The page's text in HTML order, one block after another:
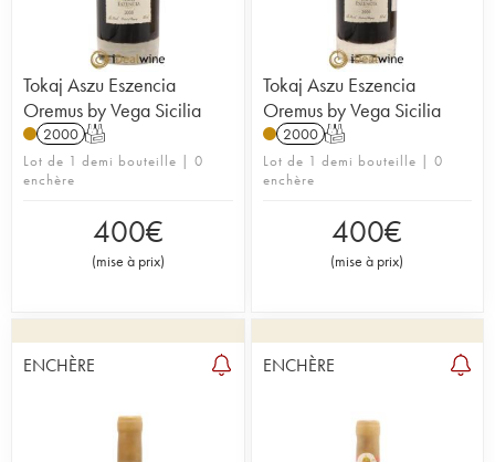
Tokaj Aszu Eszencia
Oremus by Vega Sicilia
2000 T
Lot de 1 demi bouteille | 0
enchère
400€
(mise à prix)
Tokaj Aszu Eszencia
Oremus by Vega Sicilia
2000 T
Lot de 1 demi bouteille | 0
enchère
400€
(mise à prix)
ENCHÈRE ENCHÈRE